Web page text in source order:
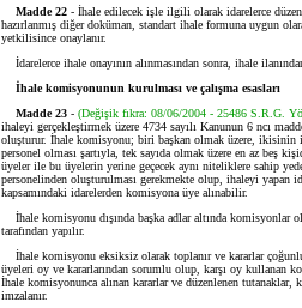
Madde 22 - İhale edilecek işle ilgili olarak idarelerce
hazırlanmış diğer doküman, standart ihale formuna uygun
yetkilisince onaylanır.
İdarelerce ihale onayının alınmasından sonra, ihale
İhale komisyonunun kurulması ve çalışma esasları
Madde 23 - (Değişik fıkra: 08/06/2004 - 25486 S.R.G.
ihaleyi gerçekleştirmek üzere 4734 sayılı Kanunun 6 ncı
oluşturur. İhale komisyonu; biri başkan olmak üzere, ikisinin
personel olması şartıyla, tek sayıda olmak üzere en az beş
üyeler ile bu üyelerin yerine geçecek aynı niteliklere sahip
personelinden oluşturulması gerekmekte olup, ihaleyi yapan
kapsamındaki idarelerden komisyona üye alınabilir.
İhale komisyonu dışında başka adlar altında komisyonlar
tarafından yapılır.
İhale komisyonu eksiksiz olarak toplanır ve kararlar
üyeleri oy ve kararlarından sorumlu olup, karşı oy kullanan
İhale komisyonunca alınan kararlar ve düzenlenen
imzalanır.